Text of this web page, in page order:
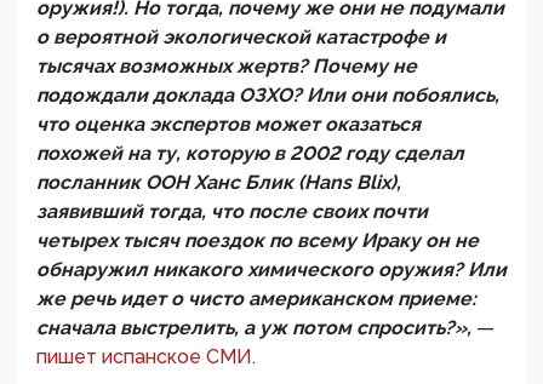
оружия!). Но тогда, почему же они не подумали
о вероятной экологической катастрофе и
тысячах возможных жертв? Почему не
подождали доклада ОЗХО? Или они побоялись,
что оценка экспертов может оказаться
похожей на ту, которую в 2002 году сделал
посланник ООН Ханс Блик (Hans Blix),
заявивший тогда, что после своих почти
четырех тысяч поездок по всему Ираку он не
обнаружил никакого химического оружия? Или
же речь идет о чисто американском приеме:
сначала выстрелить, а уж потом спросить?», —
пишет испанское СМИ.